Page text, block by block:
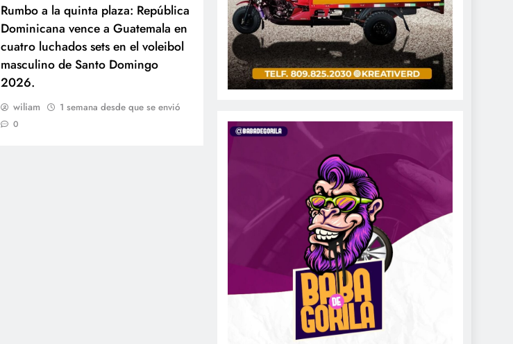
Rumbo a la quinta plaza: República
Dominicana vence a Guatemala en
cuatro luchados sets en el voleibol
masculino de Santo Domingo
2026.
wiliam 1 semana desde que se envió
0